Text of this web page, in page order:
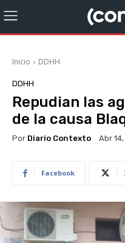
Inicio DDHH
DDHH
Repudian las
de la causa
Por Diario Contexto Abr
Facebook